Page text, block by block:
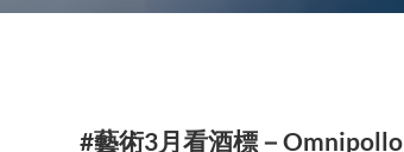
#藝術3月看酒標－Omnipollo